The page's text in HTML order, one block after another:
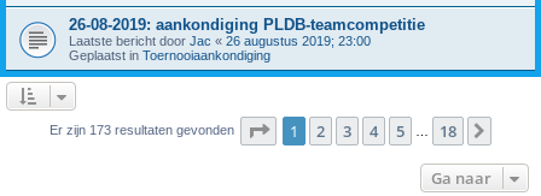
26-08-2019: aankondiging PLDB-teamcompetitie
Laatste bericht door Jac « 26 augustus 2019; 23:00
Geplaatst in Toernooiaankondiging
Er zijn 173 resultaten gevonden Pagina van 18
1 2 3 4 5 18
Ga naar